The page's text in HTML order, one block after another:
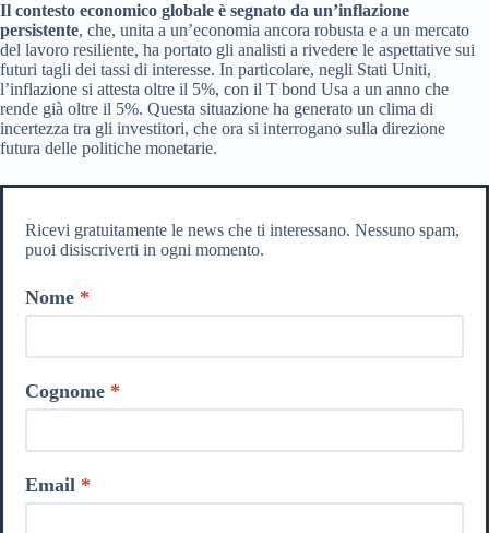
Il contesto economico globale è segnato da un’inflazione
persistente, che, unita a un’economia ancora robusta e a un mercato
del lavoro resiliente, ha portato gli analisti a rivedere le aspettative sui
futuri tagli dei tassi di interesse. In particolare, negli Stati Uniti,
l’inflazione si attesta oltre il 5%, con il T bond Usa a un anno che
rende già oltre il 5%. Questa situazione ha generato un clima di
incertezza tra gli investitori, che ora si interrogano sulla direzione
futura delle politiche monetarie.
Ricevi gratuitamente le news che ti interessano. Nessuno spam,
puoi disiscriverti in ogni momento.
Nome
Cognome
Email